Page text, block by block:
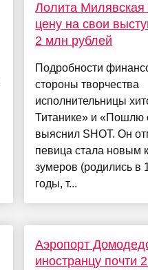
Лолита
цену на свои
2 млн рублей
Подробности
стороны творчества
исполнительницы
Титанике» и «Пошлю
выяснил SHOT. Он
певица стала новым
зумеров (родились
годы, т...
Аэропорт
иностранцу почти